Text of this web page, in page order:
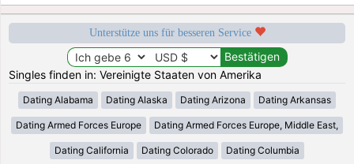
Unterstütze uns für besseren Service
Singles finden in: Vereinigte Staaten von Amerika
Dating Alabama Dating Alaska Dating Arizona Dating Arkansas
Dating Armed Forces Europe Dating Armed Forces Europe, Middle East,
Dating California Dating Colorado Dating Columbia